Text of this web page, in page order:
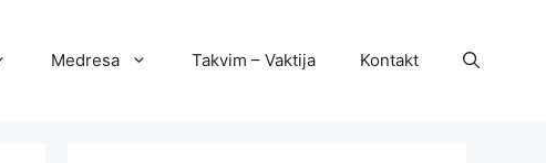
Medresa Takvim – Vaktija Kontakt